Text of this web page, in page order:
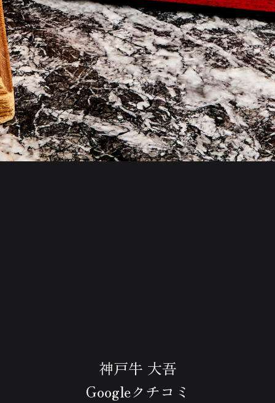
神戸牛 大吾
Googleクチコミ